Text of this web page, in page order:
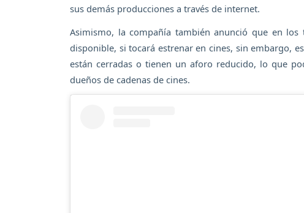
sus demás producciones a través de internet.
Asimismo, la compañía también anunció que en
disponible, si tocará estrenar en cines, sin embargo,
están cerradas o tienen un aforo reducido, lo que
dueños de cadenas de cines.